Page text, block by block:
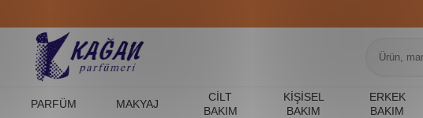
PARFÜM MAKYAJ
CILT
BAKIM
KIŞISEL
BAKIM
ERKEK
BAKIM